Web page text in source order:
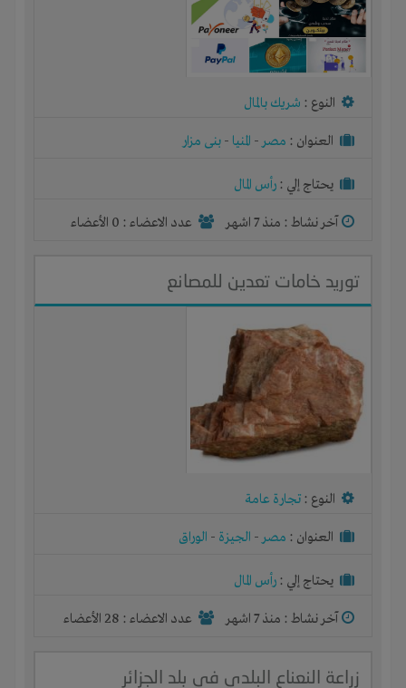
النوع : شريك بالمال
العنوان : مصر- المنيا - بنى مزار
يحتاج إلي : رأس المال
آخر نشاط : منذ 7 اشهر عدد الاعضاء : 0 الأعضاء
توريد خامات تعدين للمصانع
النوع : تجارة عامة
العنوان : مصر- الجيزة - الوراق
يحتاج إلي : رأس المال
آخر نشاط : منذ 7 اشهر عدد الاعضاء : 28 الأعضاء
زراعة النعناع البلدي في بلد الجزائر